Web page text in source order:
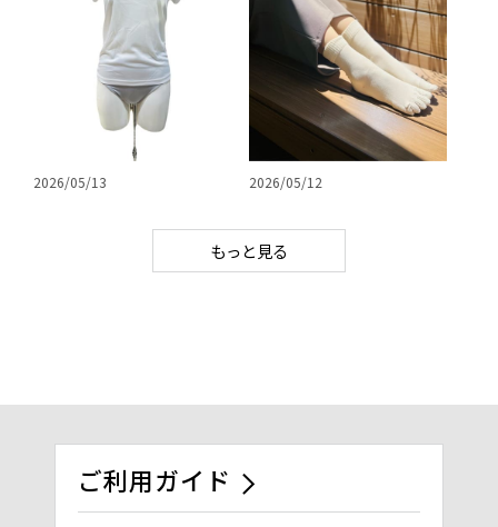
2026/05/13 2026/05/12
もっと見る
ご利用ガイド